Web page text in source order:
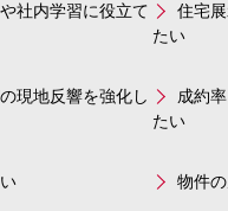
社内学習に役立て
住宅
たい
現地反響を強化し
成約
たい
物件